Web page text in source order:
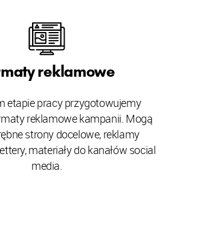
reklamowe
etapie pracy przygotowujemy
reklamowe kampanii. Mogą
strony docelowe, reklamy
materiały do kanałów social
media.